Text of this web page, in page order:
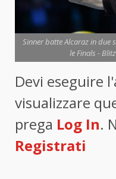
Sinner batte Alcaraz in due
le Finals -
Devi eseguire
visualizzare
prega Log In.
Registrati